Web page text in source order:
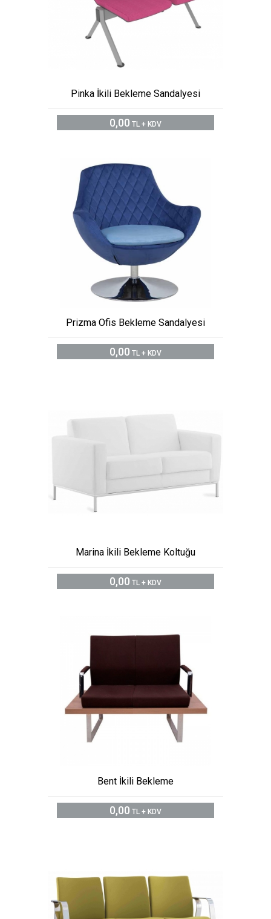
Pinka İkili Bekleme Sandalyesi
0,00 TL + KDV
Prizma Ofis Bekleme Sandalyesi
0,00 TL + KDV
Marina İkili Bekleme Koltuğu
0,00 TL + KDV
Bent İkili Bekleme
0,00 TL + KDV